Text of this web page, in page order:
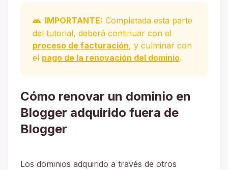
IMPORTANTE: Completada esta parte
del tutorial, deberá continuar con el
proceso de facturación, y culminar con
el pago de la renovación del dominio.
Cómo renovar un dominio en
Blogger adquirido fuera de
Blogger
Los dominios adquirido a través de otros